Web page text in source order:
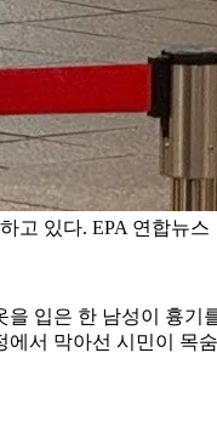
고 있다. EPA 연합뉴스
입은 한 남성이 흉
서 막아선 시민이 목